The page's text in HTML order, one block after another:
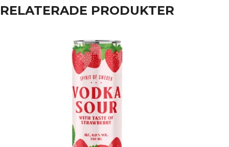
RELATERADE PRODUKTER